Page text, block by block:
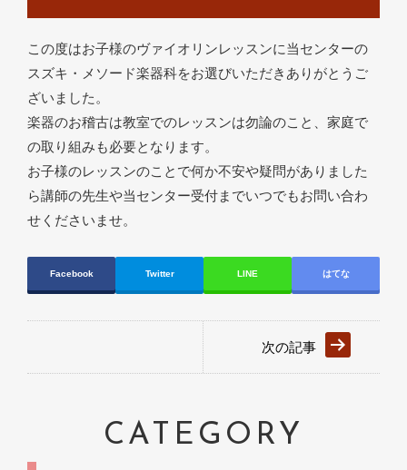
この度はお子様のヴァイオリンレッスンに当センターの
スズキ・メソード楽器科をお選びいただきありがとうご
ざいました。
楽器のお稽古は教室でのレッスンは勿論のこと、家庭で
の取り組みも必要となります。
お子様のレッスンのことで何か不安や疑問がありました
ら講師の先生や当センター受付までいつでもお問い合わ
せくださいませ。
Facebook Twitter LINE はてな
次の記事
CATEGORY